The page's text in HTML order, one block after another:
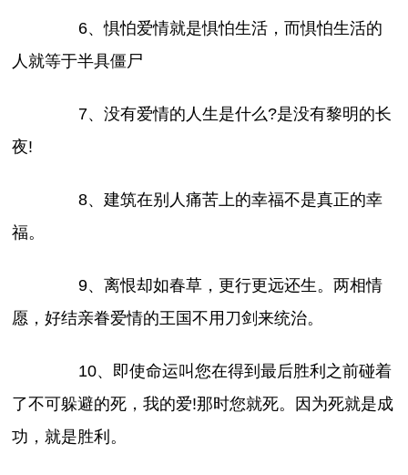
6、惧怕爱情就是惧怕生活，而惧怕生活的
人就等于半具僵尸
7、没有爱情的人生是什么?是没有黎明的长
夜!
8、建筑在别人痛苦上的幸福不是真正的幸
福。
9、离恨却如春草，更行更远还生。两相情
愿，好结亲眷爱情的王国不用刀剑来统治。
10、即使命运叫您在得到最后胜利之前碰着
了不可躲避的死，我的爱!那时您就死。因为死就是成
功，就是胜利。